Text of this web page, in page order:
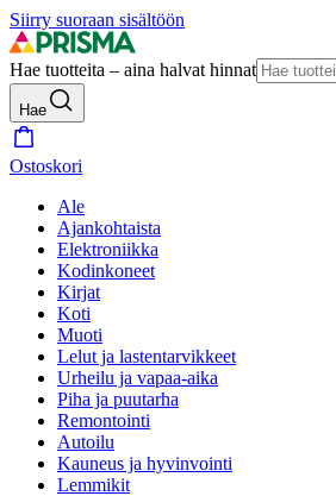
Siirry suoraan sisältöön
Hae tuotteita – aina halvat hinnat
Hae
Ostoskori
Ale
Ajankohtaista
Elektroniikka
Kodinkoneet
Kirjat
Koti
Muoti
Lelut ja lastentarvikkeet
Urheilu ja vapaa-aika
Piha ja puutarha
Remontointi
Autoilu
Kauneus ja hyvinvointi
Lemmikit